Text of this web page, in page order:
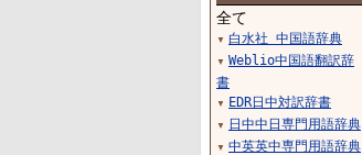
全て
▼ 白水社 中国語辞典
▼ Weblio中国語翻訳辞
書
▼ EDR日中対訳辞書
▼ 日中中日専門用語辞典
▼ 中英英中専門用語辞典